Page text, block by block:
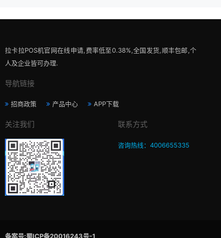
拉卡拉POS机官网在线申请,费率低至0.38%,全国发货,顺丰包邮,个
人及企业皆可办理.
导航链接
招商政策 产品中心 APP下载
关注我们 联系方式
咨询热线：4006655335
备案号:蜀ICP备20016243号-1